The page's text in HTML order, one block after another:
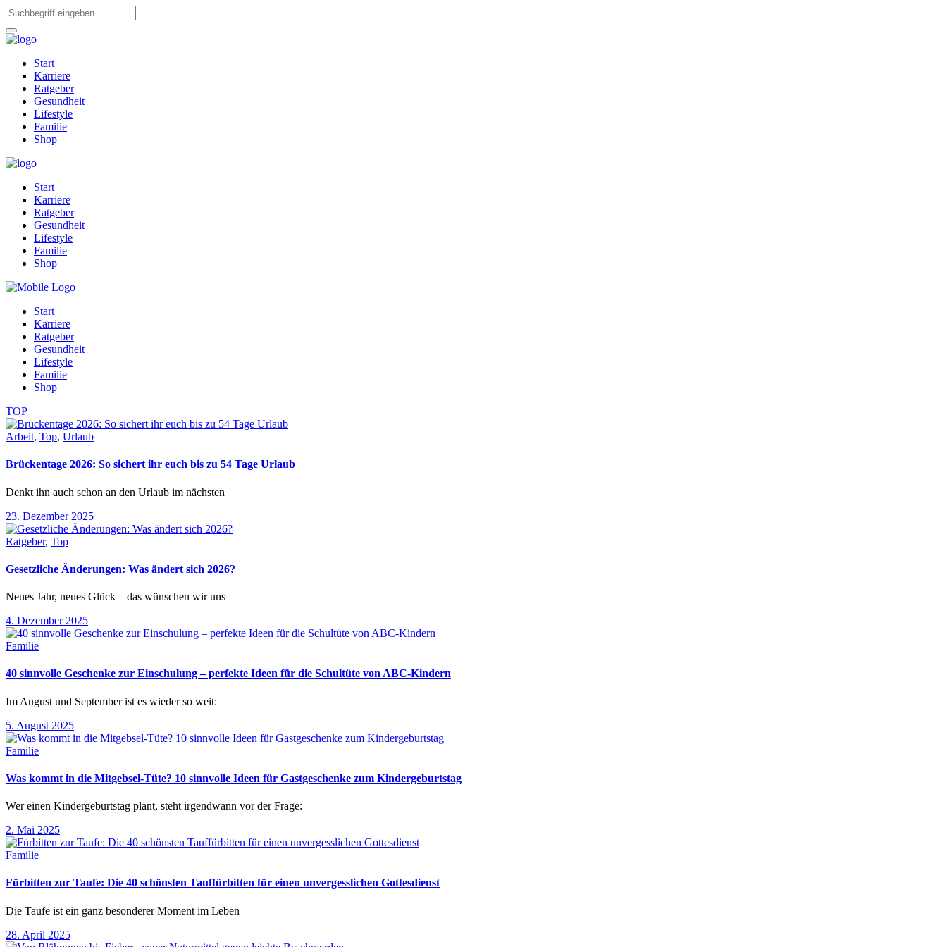
Start
Karriere
Ratgeber
Gesundheit
Lifestyle
Familie
Shop
Start
Karriere
Ratgeber
Gesundheit
Lifestyle
Familie
Shop
Start
Karriere
Ratgeber
Gesundheit
Lifestyle
Familie
Shop
TOP
Arbeit, Top, Urlaub
Brückentage 2026: So sichert ihr euch bis zu 54 Tage Urlaub
Denkt ihn auch schon an den Urlaub im nächsten
23. Dezember 2025
Ratgeber, Top
Gesetzliche Änderungen: Was ändert sich 2026?
Neues Jahr, neues Glück – das wünschen wir uns
4. Dezember 2025
Familie
40 sinnvolle Geschenke zur Einschulung – perfekte Ideen für die Schultüte von ABC-Kindern
Im August und September ist es wieder so weit:
5. August 2025
Familie
Was kommt in die Mitgebsel-Tüte? 10 sinnvolle Ideen für Gastgeschenke zum Kindergeburtstag
Wer einen Kindergeburtstag plant, steht irgendwann vor der Frage:
2. Mai 2025
Familie
Fürbitten zur Taufe: Die 40 schönsten Tauffürbitten für einen unvergesslichen Gottesdienst
Die Taufe ist ein ganz besonderer Moment im Leben
28. April 2025